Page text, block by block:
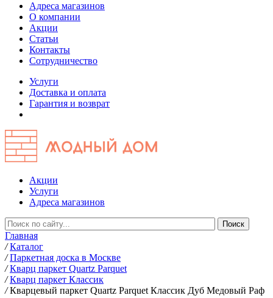
Адреса магазинов
О компании
Акции
Статьи
Контакты
Сотрудничество
Услуги
Доставка и оплата
Гарантия и возврат
Акции
Услуги
Адреса магазинов
Главная
/ Каталог
/ Паркетная доска в Москве
/ Кварц паркет Quartz Parquet
/ Кварц паркет Классик
/ Кварцевый паркет Quartz Parquet Классик Дуб Медовый Раф